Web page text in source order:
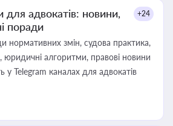
для адвокатів: новини,
поради
+24
нормативних змін, судова практика,
юридичні алгоритми, правові новини
Telegram каналах для адвокатів